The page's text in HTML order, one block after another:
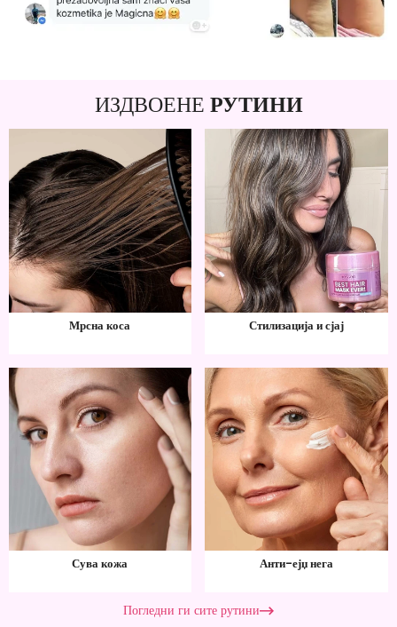
ИЗДВОЕНЕ РУТИНИ
Мрсна коса Стилизација и сјај
Сува кожа Анти-ејџ нега
Погледни ги сите рутини